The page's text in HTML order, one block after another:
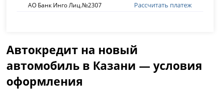
АО Банк Инго Лиц.№2307 Рассчитать платеж
Автокредит на новый
автомобиль в Казани — условия
оформления